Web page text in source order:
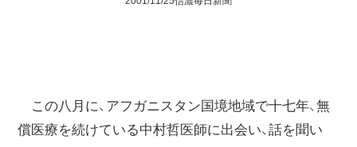
この八月に、アフガニスタン国境地域で十七年、無
償医療を続けている中村哲医師に出会い、話を聞い